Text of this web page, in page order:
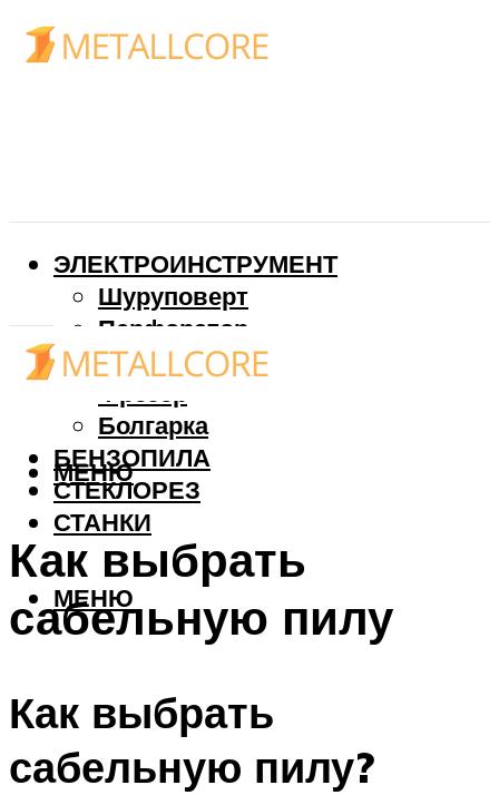
ЭЛЕКТРОИНСТРУМЕНТ
Шуруповерт
Перфоратор
Дрель
Фрезер
Болгарка
БЕНЗОПИЛА
СТЕКЛОРЕЗ
СТАНКИ
МЕНЮ
МЕНЮ
Как выбрать
сабельную пилу
Как выбрать
сабельную пилу?